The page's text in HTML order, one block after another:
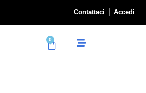
Contattaci Accedi
0